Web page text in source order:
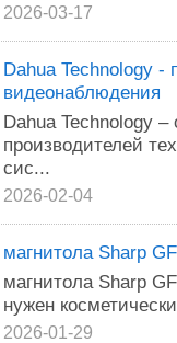
2026-03-17
Dahua Technology -
видеонаблюдения
Dahua Technology
производителей
сис...
2026-02-04
магнитола Sharp
магнитола Sharp
нужен
2026-01-29